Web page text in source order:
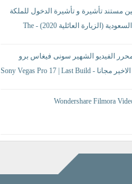
single visit and a
مستند تأشيرة و تأشيرة الدخول للملكة
العربية السعودية (الزيارة العائلية 2020) - The
الفيديو الشهير سونى فيغاس برو
الاصدار الاخير مجانا - Sony Vegas Pro 17 | Last Build
Wondershare Filmora